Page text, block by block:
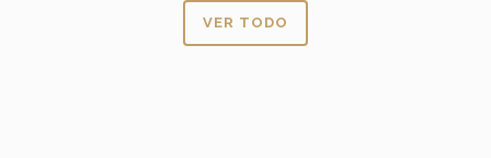
VER TODO